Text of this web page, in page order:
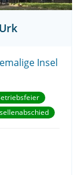
Insel